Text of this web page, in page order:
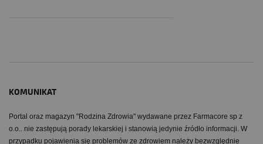
KOMUNIKAT
Portal oraz magazyn "Rodzina Zdrowia" wydawane przez Farmacore sp z
o.o.. nie zastępują porady lekarskiej i stanowią jedynie źródło informacji. W
przypadku pojawienia się problemów ze zdrowiem należy bezwzględnie